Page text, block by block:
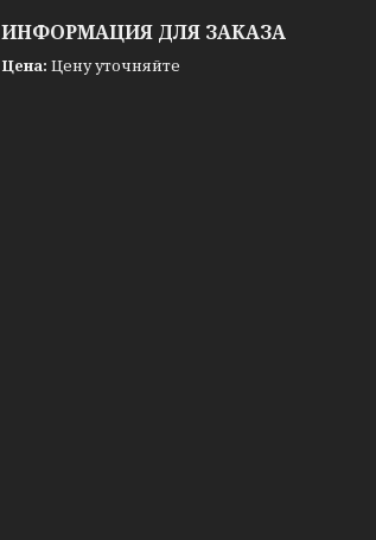
ИНФОРМАЦИЯ ДЛЯ ЗАКАЗА
Цена: Цену уточняйте